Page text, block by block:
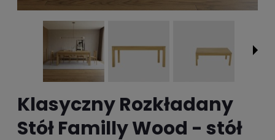
Klasyczny Rozkładany
Stół Familly Wood - stół